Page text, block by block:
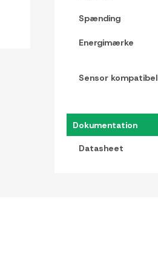
Spænding
Energimærke
Sensor kompatibel
Dokumentation
Datasheet